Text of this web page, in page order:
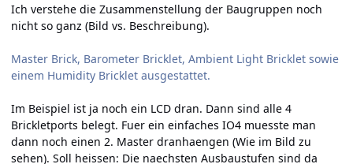
Ich verstehe die Zusammenstellung der Baugruppen noch
nicht so ganz (Bild vs. Beschreibung).
Master Brick, Barometer Bricklet, Ambient Light Bricklet sowie
einem Humidity Bricklet ausgestattet.
Im Beispiel ist ja noch ein LCD dran. Dann sind alle 4
Brickletports belegt. Fuer ein einfaches IO4 muesste man
dann noch einen 2. Master dranhaengen (Wie im Bild zu
sehen). Soll heissen: Die naechsten Ausbaustufen sind da